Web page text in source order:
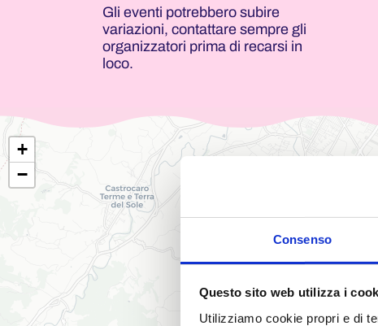
Consenso
Questo sito web utilizza i
Utilizziamo cookie propri e di
Gli eventi potrebbero subire
variazioni, contattare sempre gli
organizzatori prima di recarsi in
loco.
+
−